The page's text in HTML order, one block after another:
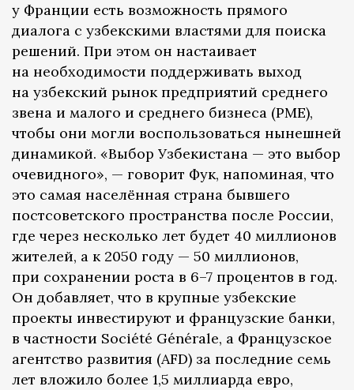
у Франции есть возможность прямого
диалога с узбекскими властями для поиска
решений. При этом он настаивает
на необходимости поддерживать выход
на узбекский рынок предприятий среднего
звена и малого и среднего бизнеса (PME),
чтобы они могли воспользоваться нынешней
динамикой. «Выбор Узбекистана — это выбор
очевидного», — говорит Фук, напоминая, что
это самая населённая страна бывшего
постсоветского пространства после России,
где через несколько лет будет 40 миллионов
жителей, а к 2050 году — 50 миллионов,
при сохранении роста в 6–7 процентов в год.
Он добавляет, что в крупные узбекские
проекты инвестируют и французские банки,
в частности Société Générale, а Французское
агентство развития (AFD) за последние семь
лет вложило более 1,5 миллиарда евро,